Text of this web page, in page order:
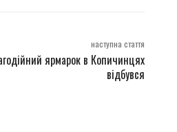
наступна стаття
ярмарок в Копичинцях
відбувся